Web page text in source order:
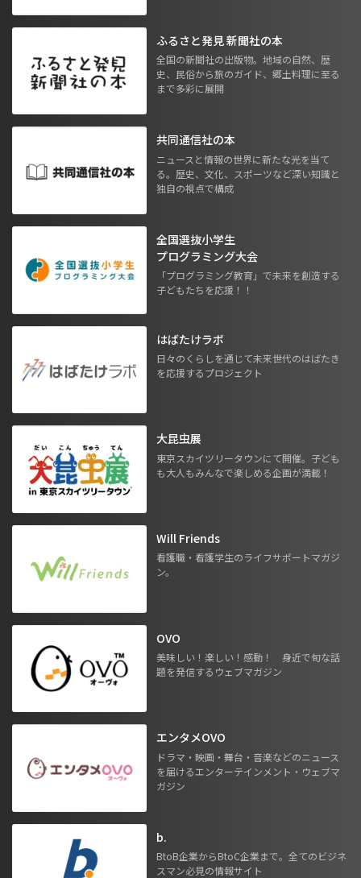
ふるさと発見 新聞社の本
全国の新聞社の出版物。地域の自然、歴
史、民俗から旅のガイド、郷土料理に至る
まで多彩に展開
共同通信社の本
ニュースと情報の世界に新たな光を当て
る。歴史、文化、スポーツなど深い知識と
独自の視点で構成
全国選抜小学生
プログラミング大会
「プログラミング教育」で未来を創造する
子どもたちを応援！！
はばたけラボ
日々のくらしを通じて未来世代のはばたき
を応援するプロジェクト
大昆虫展
東京スカイツリータウンにて開催。子ども
も大人もみんなで楽しめる企画が満載！
Will Friends
看護職・看護学生のライフサポートマガジ
ン。
OVO
美味しい！楽しい！感動！ 身近で旬な話
題を発信するウェブマガジン
エンタメOVO
ドラマ・映画・舞台・音楽などのニュース
を届けるエンターテインメント・ウェブマ
ガジン
b.
BtoB企業からBtoC企業まで。全てのビジネ
スマン必見の情報サイト